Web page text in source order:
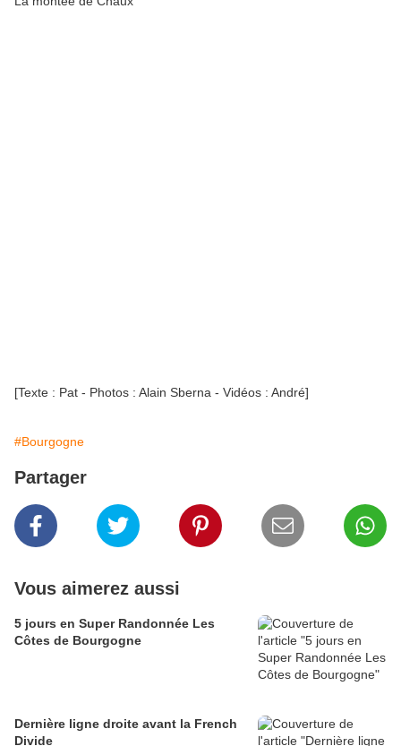
[Texte : Pat - Photos : Alain Sberna - Vidéos : André]
#Bourgogne
Partager
Vous aimerez aussi
5 jours en Super Randonnée Les
Côtes de Bourgogne
Dernière ligne droite avant la French
Divide